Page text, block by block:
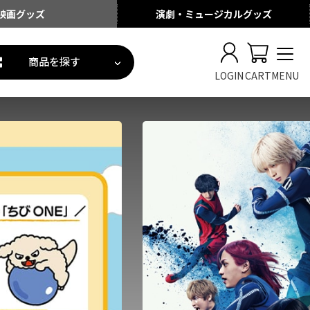
画グッズ 演劇・ミュージカルグッズ
商品を探す
LOGINCARTMENU